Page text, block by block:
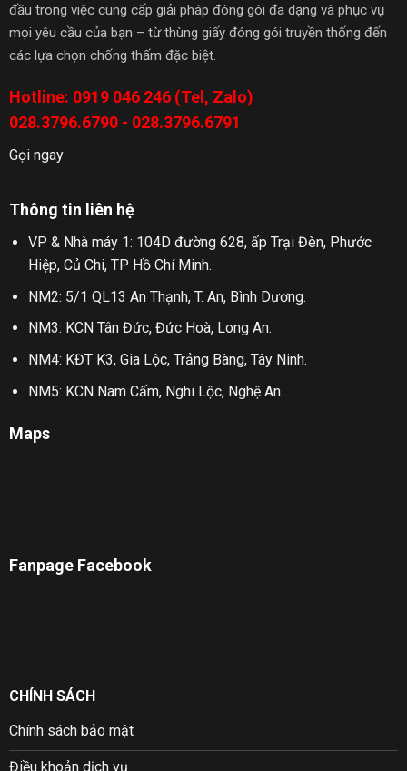
đầu trong việc cung cấp giải pháp đóng gói đa dạng và phục vụ
mọi yêu cầu của bạn – từ thùng giấy đóng gói truyền thống đến
các lựa chọn chống thấm đặc biệt.
Hotline: 0919 046 246 (Tel, Zalo)
028.3796.6790 - 028.3796.6791
Gọi ngay
Thông tin liên hệ
VP & Nhà máy 1: 104D đường 628, ấp Trại Đèn, Phước
Hiệp, Củ Chi, TP Hồ Chí Minh.
NM2: 5/1 QL13 An Thạnh, T. An, Bình Dương.
NM3: KCN Tân Đức, Đức Hoà, Long An.
NM4: KĐT K3, Gia Lộc, Trảng Bàng, Tây Ninh.
NM5: KCN Nam Cấm, Nghi Lộc, Nghệ An.
Maps
Fanpage Facebook
CHÍNH SÁCH
Chính sách bảo mật
Điều khoản dịch vụ